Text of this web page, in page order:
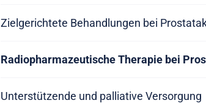
Zielgerichtete Behandlungen bei
Radiopharmazeutische Therapie bei
Unterstützende und palliative Versorgung